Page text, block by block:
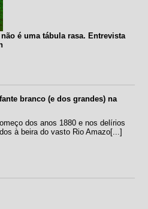
é uma tábula rasa. Entrevista
branco (e dos grandes) na
dos anos 1880 e nos delírios
à beira do vasto Rio Amazo[...]